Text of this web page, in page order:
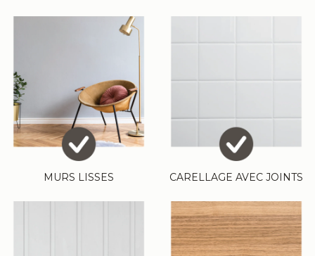
MURS LISSES CARELLAGE AVEC JOINTS